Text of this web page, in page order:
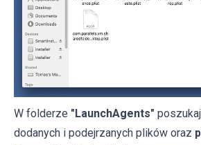
W folderze "LaunchAgents"
dodanych i podejrzanych plików oraz